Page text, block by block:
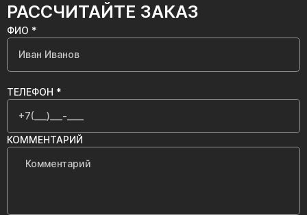
РАССЧИТАЙТЕ ЗАКАЗ
ФИО *
ТЕЛЕФОН *
КОММЕНТАРИЙ